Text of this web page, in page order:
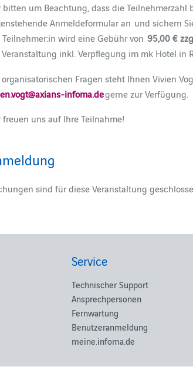
bitten um Beachtung, dass die
Anmeldeformular an und sichern
Teilnehmer:in wird eine Gebühr von 95,00 €
inkl. Verpflegung im mk Hotel in
organisatorischen Fragen steht Ihnen Vivien
infoma.degerne zur Verfügung.
freuen uns auf Ihre Teilnahme!
sind für diese Veranstaltung
Service
Technischer Support
Ansprechpersonen
Fernwartung
Benutzeranmeldung
meine.infoma.de